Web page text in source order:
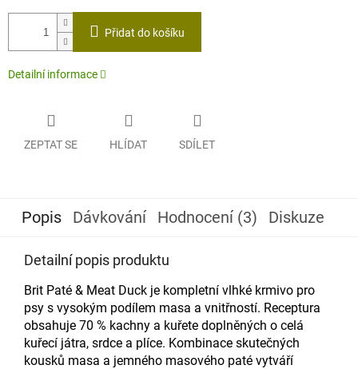
Měrná
Přidat do košíku
Detailní informace
ZEPTAT SE HLÍDAT SDÍLET
Popis Dávkování Hodnocení (3) Diskuze
Detailní popis produktu
Brit Paté & Meat Duck je kompletní vlhké krmivo pro
psy s vysokým podílem masa a vnitřností. Receptura
obsahuje 70 % kachny a kuřete doplněných o celá
kuřecí játra, srdce a plíce. Kombinace skutečných
kousků masa a jemného masového paté vytváří